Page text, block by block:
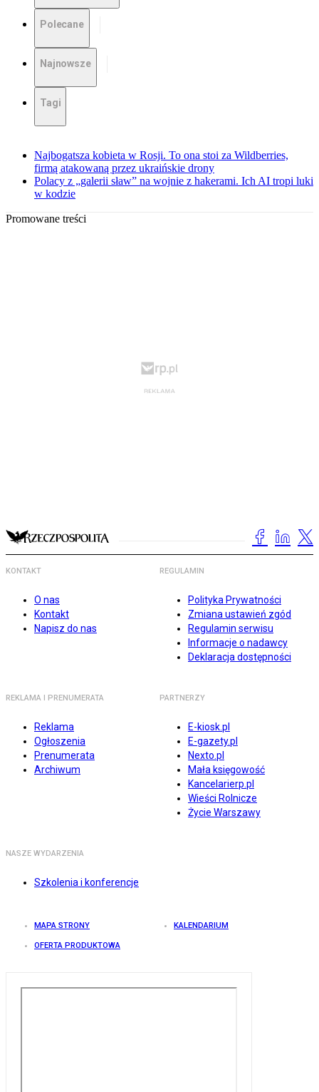
Polecane
Najnowsze
Tagi
Najbogatsza kobieta w Rosji. To ona stoi za Wildberries,
firmą atakowaną przez ukraińskie drony
Polacy z „galerii sław” na wojnie z hakerami. Ich AI tropi luki
w kodzie
Promowane treści
KONTAKT
O nas
Kontakt
Napisz do nas
REGULAMIN
Polityka Prywatności
Zmiana ustawień zgód
Regulamin serwisu
Informacje o nadawcy
Deklaracja dostępności
REKLAMA I PRENUMERATA
Reklama
Ogłoszenia
Prenumerata
Archiwum
PARTNERZY
E-kiosk.pl
E-gazety.pl
Nexto.pl
Mała księgowość
Kancelarierp.pl
Wieści Rolnicze
Życie Warszawy
NASZE WYDARZENIA
Szkolenia i konferencje
MAPA STRONY KALENDARIUM
OFERTA PRODUKTOWA